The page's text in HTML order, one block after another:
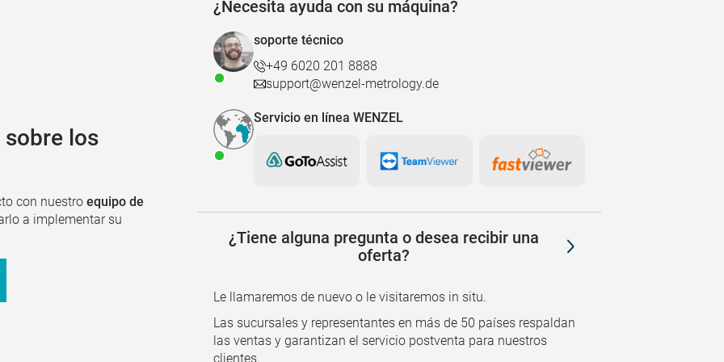
los
con nuestro equipo de
a implementar su
¿Necesita ayuda con su máquina?
soporte técnico
+49 6020 201 8888
support@wenzel-metrology.de
Servicio en línea WENZEL
¿Tiene alguna pregunta o desea recibir una
oferta?
Le llamaremos de nuevo o le visitaremos in situ.
Las sucursales y representantes en más de 50 países respaldan
las ventas y garantizan el servicio postventa para nuestros
clientes.